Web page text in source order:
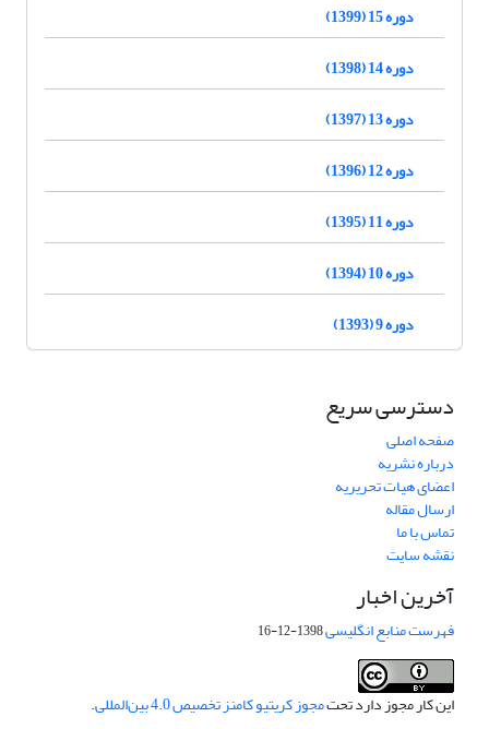
دوره 15 (1399)
دوره 14 (1398)
دوره 13 (1397)
دوره 12 (1396)
دوره 11 (1395)
دوره 10 (1394)
دوره 9 (1393)
دسترسی سریع
صفحه اصلی
درباره نشریه
اعضای هیات تحریریه
ارسال مقاله
تماس با ما
نقشه سایت
آخرین اخبار
فهرست منابع انگلیسی1398-12-16
این کار مجوز دارد تحتمجوز کریتیو کامنز تخصیص 4.0 بین‌المللی .